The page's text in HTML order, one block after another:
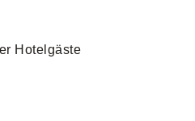
Hotelgäste